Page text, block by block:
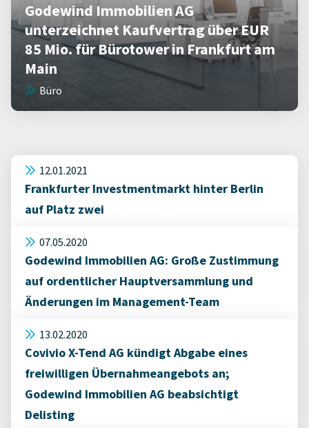
Godewind Immobilien AG
unterzeichnet Kaufvertrag über EUR
85 Mio. für Bürotower in Frankfurt am
Main
Büro
12.01.2021
Frankfurter Investmentmarkt hinter Berlin
auf Platz zwei
07.05.2020
Godewind Immobilien AG: Große Zustimmung
auf ordentlicher Hauptversammlung und
Änderungen im Management-Team
13.02.2020
Covivio X-Tend AG kündigt Abgabe eines
freiwilligen Übernahmeangebots an;
Godewind Immobilien AG beabsichtigt
Delisting